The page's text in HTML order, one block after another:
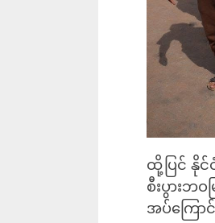
ထို့ပြင် နို
စီးပွားဘ
အပ်ကြော